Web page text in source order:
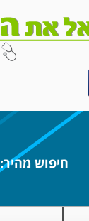
חיפוש מהיר: